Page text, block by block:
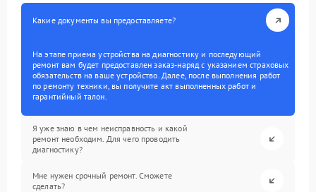
Какие документы вы предоставляете?
На этапе приема устройства на диагностику и последующий
ремонт вам будет предоставлен заказ-наряд с указанием страховых
обязательств на ваше устройство. Далее, после выполнения работ
по ремонту техники, вы получите акт выполненных работ и
гарантийный талон.
Я уже знаю в чем неисправность и какой
ремонт необходим. Для чего проводить
диагностику?
Мне нужен срочный ремонт. Сможете
сделать?